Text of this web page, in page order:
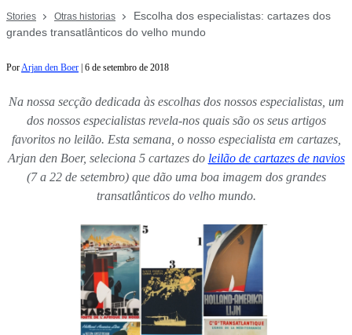
Stories Otras historias
Escolha dos especialistas: cartazes dos
grandes transatlânticos do velho mundo
PorArjan den Boer 6 de setembro de 2018
Na nossa secção dedicada às escolhas dos nossos especialistas, um
dos nossos especialistas revela-nos quais são os seus artigos
favoritos no leilão. Esta semana, o nosso especialista em cartazes,
Arjan den Boer, seleciona 5 cartazes do leilão de cartazes de navios
(7 a 22 de setembro) que dão uma boa imagem dos grandes
transatlânticos do velho mundo.